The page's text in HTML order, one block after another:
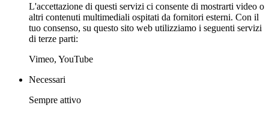
L'accettazione di questi servizi ci consente di mostrarti video o
altri contenuti multimediali ospitati da fornitori esterni. Con il
tuo consenso, su questo sito web utilizziamo i seguenti servizi
di terze parti:
Vimeo, YouTube
Necessari
Sempre attivo